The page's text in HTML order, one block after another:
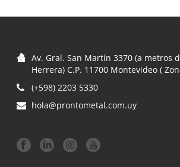
Av. Gral. San Martín 3370 (a metros
Herrera) C.P. 11700 Montevideo (
(+598) 2203 5330
hola@prontometal.com.uy